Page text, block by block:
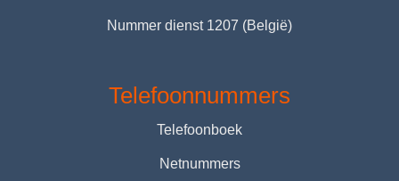
Nummer dienst 1207 (België)
Telefoonnummers
Telefoonboek
Netnummers